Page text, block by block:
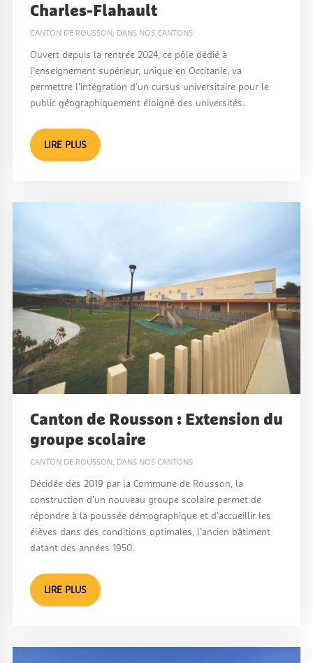
Charles-Flahault
CANTON DE ROUSSON, DANS NOS CANTONS
Ouvert depuis la rentrée 2024, ce pôle dédié à
l’enseignement supérieur, unique en Occitanie, va
permettre l’intégration d’un cursus universitaire pour le
public géographiquement éloigné des universités.
LIRE PLUS
Canton de Rousson : Extension du
groupe scolaire
CANTON DE ROUSSON, DANS NOS CANTONS
Décidée dès 2019 par la Commune de Rousson, la
construction d’un nouveau groupe scolaire permet de
répondre à la poussée démographique et d’accueillir les
élèves dans des conditions optimales, l’ancien bâtiment
datant des années 1950.
LIRE PLUS